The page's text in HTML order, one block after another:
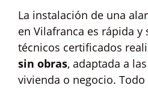
La instalación de una
en Vilafranca es rápida y
técnicos certificados
sin obras, adaptada a
vivienda o negocio.